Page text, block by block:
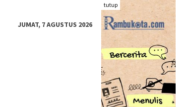
tutup
JUMAT, 7 AGUSTUS 2026